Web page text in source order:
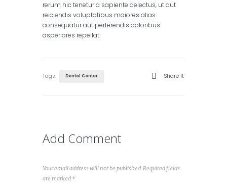
rerum hic tenetur a sapiente delectus, ut aut
reiciendis voluptatibus maiores alias
consequatur aut perferendis doloribus
asperiores repellat.
Tags: Dental Center Share It
Add Comment
Your email address will not be published. Required fields
are marked *